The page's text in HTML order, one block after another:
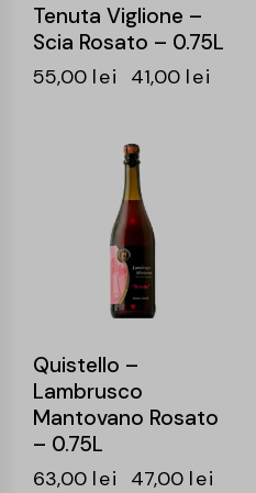
Tenuta Viglione –
Scia Rosato – 0.75L
55,00 lei 41,00 lei
Quistello –
Lambrusco
Mantovano Rosato
– 0.75L
63,00 lei 47,00 lei